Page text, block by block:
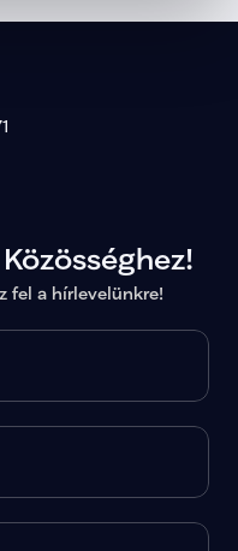
fel a hírlevelünkre!